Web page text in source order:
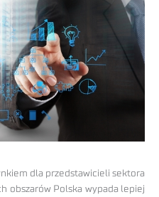
dla przedstawicieli sektora
obszarów Polska wypada lepiej